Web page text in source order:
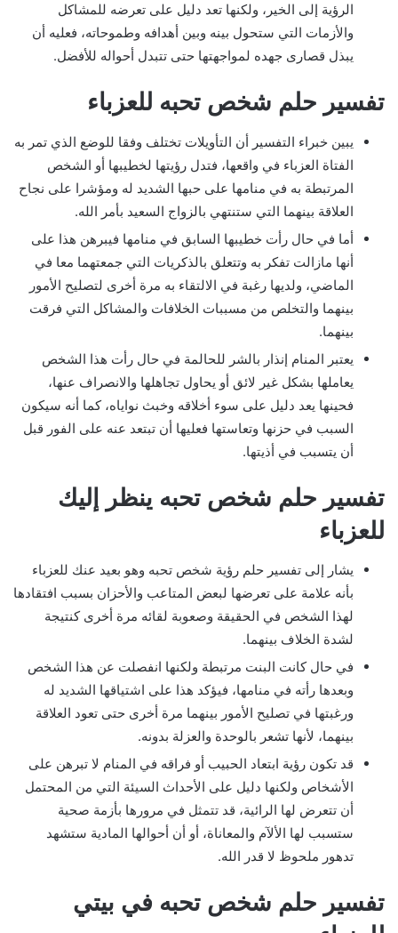
الرؤية إلى الخير، ولكنها تعد دليل على تعرضه للمشاكل
والأزمات التي ستحول بينه وبين أهدافه وطموحاته، فعليه أن
يبذل قصارى جهده لمواجهتها حتى تتبدل أحواله للأفضل.
تفسير حلم شخص تحبه للعزباء
يبين خبراء التفسير أن التأويلات تختلف وفقا للوضع الذي تمر به
الفتاة العزباء في واقعها، فتدل رؤيتها لخطيبها أو الشخص
المرتبطة به في منامها على حبها الشديد له ومؤشرا على نجاح
العلاقة بينهما التي ستنتهي بالزواج السعيد بأمر الله.
أما في حال رأت خطيبها السابق في منامها فيبرهن هذا على
أنها مازالت تفكر به وتتعلق بالذكريات التي جمعتهما معا في
الماضي، ولديها رغبة في الالتقاء به مرة أخرى لتصليح الأمور
بينهما والتخلص من مسببات الخلافات والمشاكل التي فرقت
بينهما.
يعتبر المنام إنذار بالشر للحالمة في حال رأت هذا الشخص
يعاملها بشكل غير لائق أو يحاول تجاهلها والانصراف عنها،
فحينها يعد دليل على سوء أخلاقه وخبث نواياه، كما أنه سيكون
السبب في حزنها وتعاستها فعليها أن تبتعد عنه على الفور قبل
أن يتسبب في أذيتها.
تفسير حلم شخص تحبه ينظر إليك
للعزباء
يشار إلى تفسير حلم رؤية شخص تحبه وهو بعيد عنك للعزباء
بأنه علامة على تعرضها لبعض المتاعب والأحزان بسبب افتقادها
لهذا الشخص في الحقيقة وصعوبة لقائه مرة أخرى كنتيجة
لشدة الخلاف بينهما.
في حال كانت البنت مرتبطة ولكنها انفصلت عن هذا الشخص
وبعدها رأته في منامها، فيؤكد هذا على اشتياقها الشديد له
ورغبتها في تصليح الأمور بينهما مرة أخرى حتى تعود العلاقة
بينهما، لأنها تشعر بالوحدة والعزلة بدونه.
قد تكون رؤية ابتعاد الحبيب أو فراقه في المنام لا تبرهن على
الأشخاص ولكنها دليل على الأحداث السيئة التي من المحتمل
أن تتعرض لها الرائية، قد تتمثل في مرورها بأزمة صحية
ستسبب لها الألآم والمعاناة، أو أن أحوالها المادية ستشهد
تدهور ملحوظ لا قدر الله.
تفسير حلم شخص تحبه في بيتي